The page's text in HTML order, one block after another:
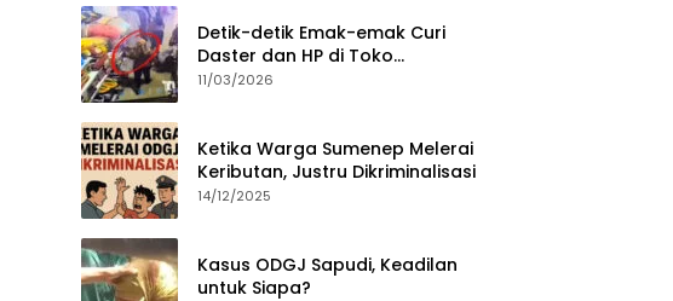
Detik-detik Emak-emak Curi
Daster dan HP di Toko
Sumenep, Aksi Terekam CCTV
11/03/2026
Ketika Warga Sumenep Melerai
Keributan, Justru Dikriminalisasi
14/12/2025
Kasus ODGJ Sapudi, Keadilan
untuk Siapa?